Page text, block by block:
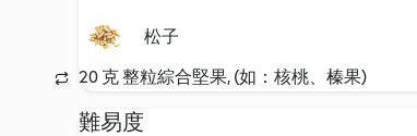
松子
20 克 整粒綜合堅果, (如：核桃、榛果)
難易度